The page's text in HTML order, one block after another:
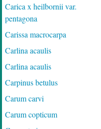
Carica x heilbornii var.
pentagona
Carissa macrocarpa
Carlina acaulis
Carlina acaulis
Carpinus betulus
Carum carvi
Carum copticum